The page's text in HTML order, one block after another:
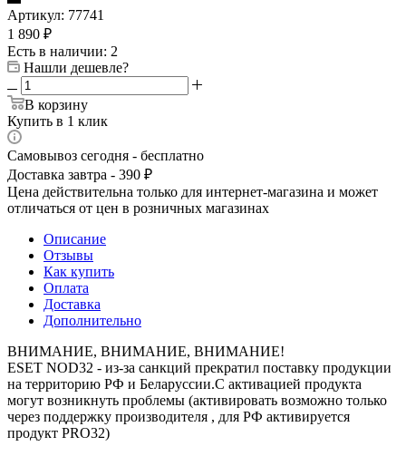
Артикул: 77741
1 890 ₽
Есть в наличии: 2
Нашли дешевле?
В корзину
Купить в 1 клик
Самовывоз сегодня - бесплатно
Доставка завтра - 390 ₽
Цена действительна только для интернет-магазина и может
отличаться от цен в розничных магазинах
Описание
Отзывы
Как купить
Оплата
Доставка
Дополнительно
ВНИМАНИЕ, ВНИМАНИЕ, ВНИМАНИЕ!
ESET NOD32 - из-за санкций прекратил поставку продукции
на территорию РФ и Беларуссии.С активацией продукта
могут возникнуть проблемы (активировать возможно только
через поддержку производителя , для РФ активируется
продукт PRO32)